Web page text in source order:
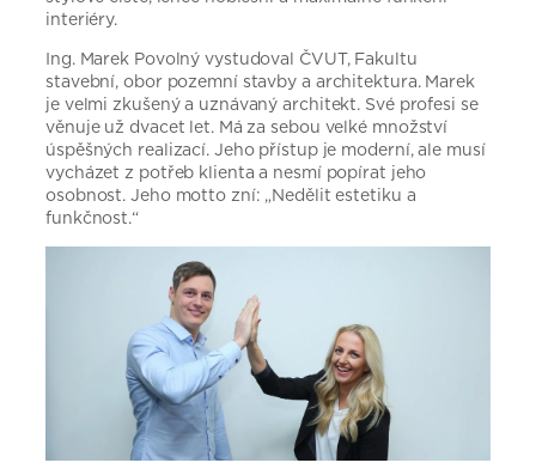
interiéry.
Ing. Marek Povolný vystudoval ČVUT, Fakultu
stavební, obor pozemní stavby a architektura. Marek
je velmi zkušený a uznávaný architekt. Své profesi se
věnuje už dvacet let. Má za sebou velké množství
úspěšných realizací. Jeho přístup je moderní, ale musí
vycházet z potřeb klienta a nesmí popírat jeho
osobnost. Jeho motto zní: „Nedělit estetiku a
funkčnost.“